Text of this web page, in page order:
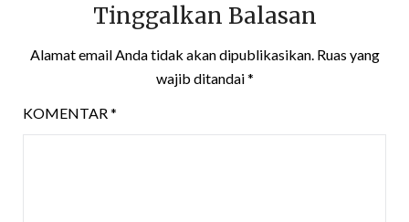
Tinggalkan Balasan
Alamat email Anda tidak akan dipublikasikan. Ruas yang
wajib ditandai*
KOMENTAR *